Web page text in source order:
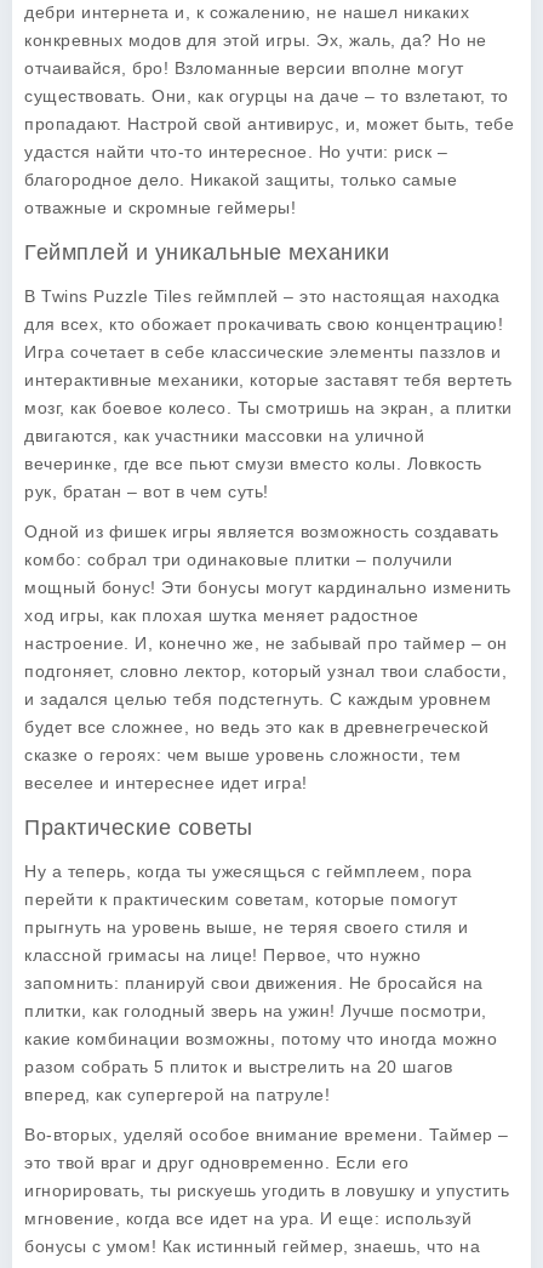
дебри интернета и, к сожалению, не нашел никаких
конкревных модов для этой игры. Эх, жаль, да? Но не
отчаивайся, бро! Взломанные версии вполне могут
существовать. Они, как огурцы на даче – то взлетают, то
пропадают. Настрой свой антивирус, и, может быть, тебе
удастся найти что-то интересное. Но учти: риск –
благородное дело. Никакой защиты, только самые
отважные и скромные геймеры!
Геймплей и уникальные механики
В Twins Puzzle Tiles геймплей – это настоящая находка
для всех, кто обожает прокачивать свою концентрацию!
Игра сочетает в себе классические элементы паззлов и
интерактивные механики, которые заставят тебя вертеть
мозг, как боевое колесо. Ты смотришь на экран, а плитки
двигаются, как участники массовки на уличной
вечеринке, где все пьют смузи вместо колы. Ловкость
рук, братан – вот в чем суть!
Одной из фишек игры является возможность создавать
комбо: собрал три одинаковые плитки – получили
мощный бонус! Эти бонусы могут кардинально изменить
ход игры, как плохая шутка меняет радостное
настроение. И, конечно же, не забывай про таймер – он
подгоняет, словно лектор, который узнал твои слабости,
и задался целью тебя подстегнуть. С каждым уровнем
будет все сложнее, но ведь это как в древнегреческой
сказке о героях: чем выше уровень сложности, тем
веселее и интереснее идет игра!
Практические советы
Ну а теперь, когда ты ужесящься с геймплеем, пора
перейти к практическим советам, которые помогут
прыгнуть на уровень выше, не теряя своего стиля и
классной гримасы на лице! Первое, что нужно
запомнить: планируй свои движения. Не бросайся на
плитки, как голодный зверь на ужин! Лучше посмотри,
какие комбинации возможны, потому что иногда можно
разом собрать 5 плиток и выстрелить на 20 шагов
вперед, как супергерой на патруле!
Во-вторых, уделяй особое внимание времени. Таймер –
это твой враг и друг одновременно. Если его
игнорировать, ты рискуешь угодить в ловушку и упустить
мгновение, когда все идет на ура. И еще: используй
бонусы с умом! Как истинный геймер, знаешь, что на